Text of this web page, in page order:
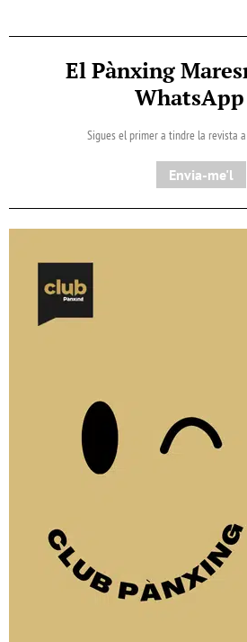
El Pànxing
WhatsApp
Sigues el primer a tindre la revista
Envia-me'l